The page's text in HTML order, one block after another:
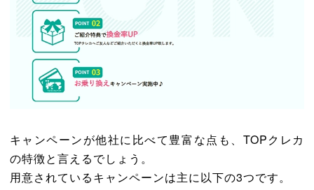
キャンペーンが他社に比べて豊富な点も、TOPクレカ
の特徴と言えるでしょう。
用意されているキャンペーンは主に以下の3つです。